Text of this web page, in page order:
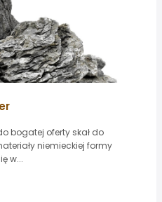
bogatej oferty skał do
niemieckiej formy
w...